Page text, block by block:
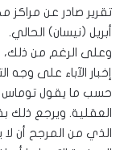
تقرير صادر عن مراكز
أبريل (نيسان) الحالي.
وعلى الرغم من ذلك،
إخبار الآباء على وجه
حسب ما يقول توماس
العقلية. ويرجع ذلك
الذي من المرجح أن